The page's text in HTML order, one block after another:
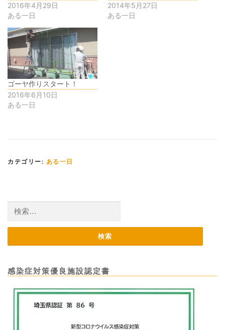
2016年4月29日
ある一日
2014年5月27日
ある一日
ゴーヤ作りスタート！
2016年6月10日
ある一日
カテゴリー: ある一日
索:
感染症対策優良施設認定書